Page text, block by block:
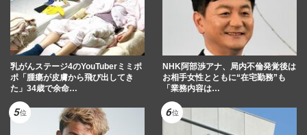
乳がんステージ4のYouTuberミミポ
ポ「腫瘍が皮膚から飛び出してき
た」34歳で余命…
NHK阿部渉アナ、局内不倫発覚後は
お相手女性とともに“在宅勤務”も
「業務内容は…